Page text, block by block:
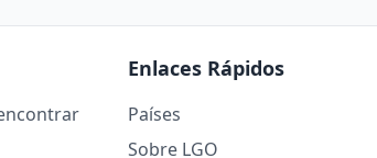
Enlaces Rápidos
Países
Sobre LGO